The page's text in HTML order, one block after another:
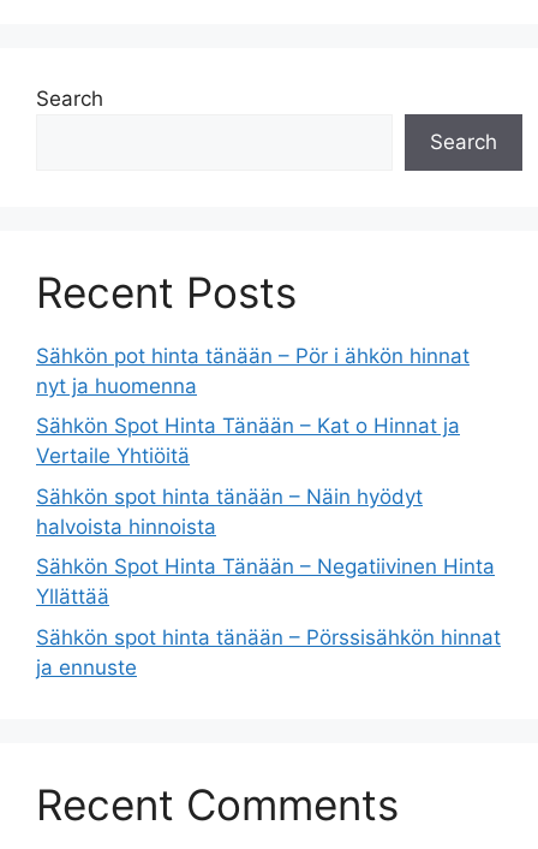
Search
Search
Recent Posts
Sähkön pot hinta tänään – Pör i ähkön hinnat
nyt ja huomenna
Sähkön Spot Hinta Tänään – Kat o Hinnat ja
Vertaile Yhtiöitä
Sähkön spot hinta tänään – Näin hyödyt
halvoista hinnoista
Sähkön Spot Hinta Tänään – Negatiivinen Hinta
Yllättää
Sähkön spot hinta tänään – Pörssisähkön hinnat
ja ennuste
Recent Comments